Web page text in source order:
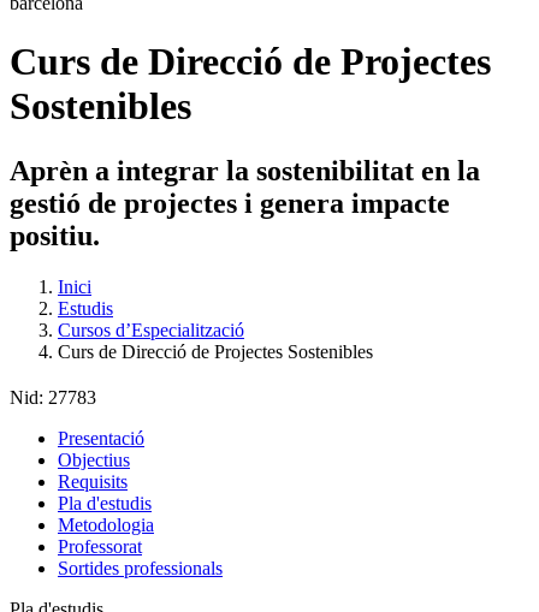
Curs de Direcció de Projectes
Sostenibles
Aprèn a integrar la sostenibilitat en la
gestió de projectes i genera impacte
positiu.
Inici
Estudis
Cursos d’Especialització
Curs de Direcció de Projectes Sostenibles
Nid: 27783
Presentació
Objectius
Requisits
Pla d'estudis
Metodologia
Professorat
Sortides professionals